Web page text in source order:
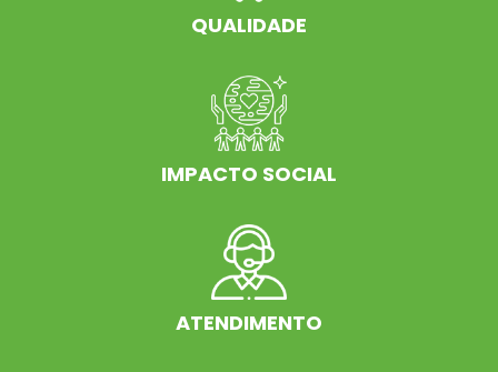
QUALIDADE
IMPACTO SOCIAL
ATENDIMENTO